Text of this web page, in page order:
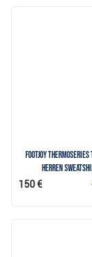
FootJoy
Herren
150 €